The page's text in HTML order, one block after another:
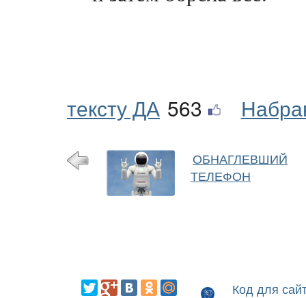
тексту ДА 563
ОБНАГЛЕВШИЙ
ТЕЛЕФОН
Код для